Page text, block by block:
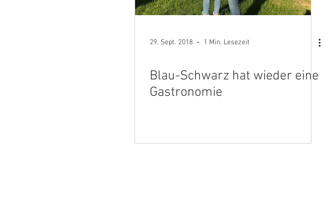
29. Sept. 2018 1 Min. Lesezeit
Blau-Schwarz hat wieder eine
Gastronomie